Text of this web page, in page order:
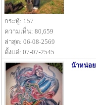
กระทู้: 157
ความเห็น: 80,659
ล่าสุด: 06-08-2569
ตั้งแต่: 07-07-2545
น้าหน่อย